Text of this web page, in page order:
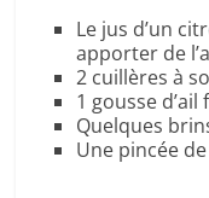
Le jus d’un
apporter de
2 cuillères à
1 gousse
Quelques
Une pincée